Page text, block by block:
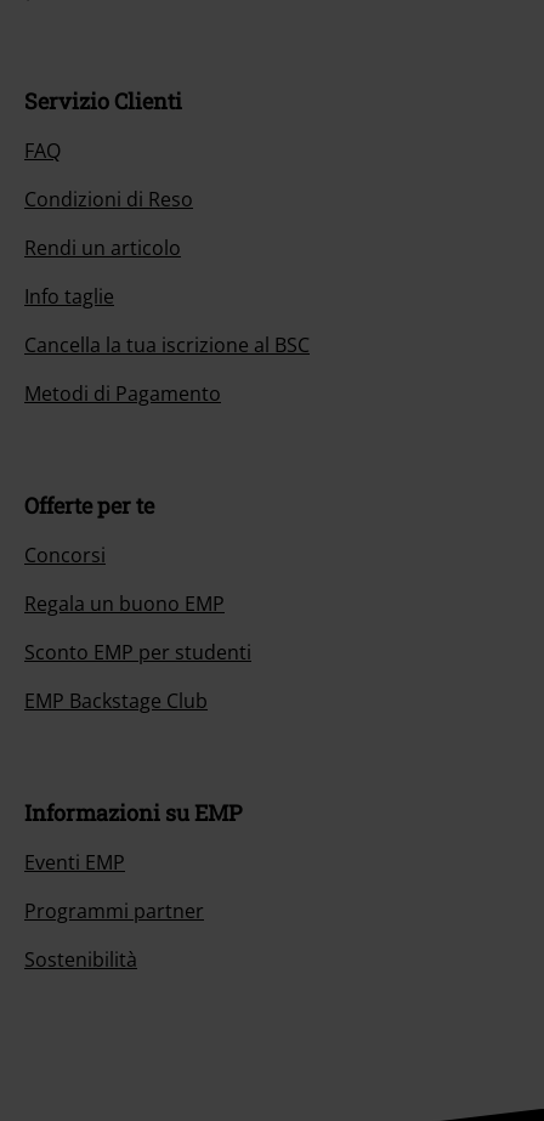
Servizio Clienti
FAQ
Condizioni di Reso
Rendi un articolo
Info taglie
Cancella la tua iscrizione al BSC
Metodi di Pagamento
Offerte per te
Concorsi
Regala un buono EMP
Sconto EMP per studenti
EMP Backstage Club
Informazioni su EMP
Eventi EMP
Programmi partner
Sostenibilità